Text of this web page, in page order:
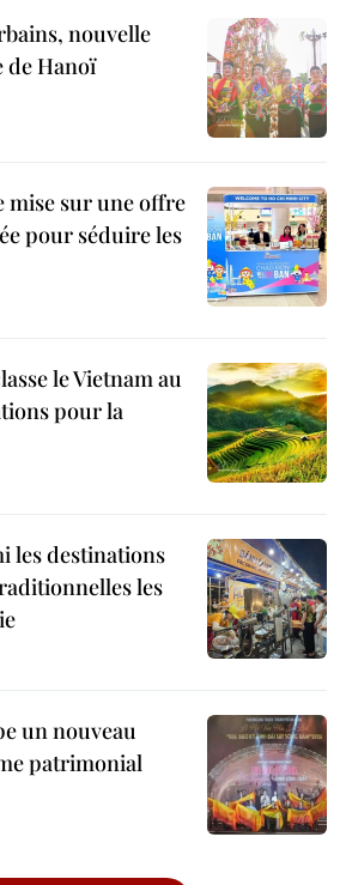
nouvelle
Hanoï
sur une offre
pour séduire les
le Vietnam au
pour la
les destinations
les
un nouveau
patrimonial